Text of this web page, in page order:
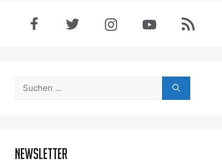
Suchen
Newsletter